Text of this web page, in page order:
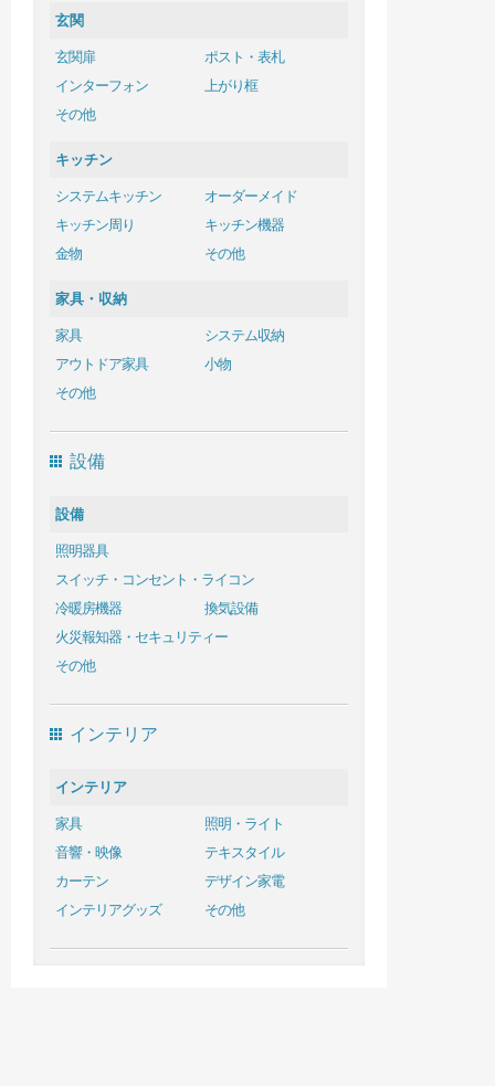
玄関
玄関扉
ポスト・表札
インターフォン
上がり框
その他
キッチン
システムキッチン
オーダーメイド
キッチン周り
キッチン機器
金物
その他
家具・収納
家具
システム収納
アウトドア家具
小物
その他
設備
設備
照明器具
スイッチ・コンセント・ライコン
冷暖房機器
換気設備
火災報知器・セキュリティー
その他
インテリア
インテリア
家具
照明・ライト
音響・映像
テキスタイル
カーテン
デザイン家電
インテリアグッズ
その他